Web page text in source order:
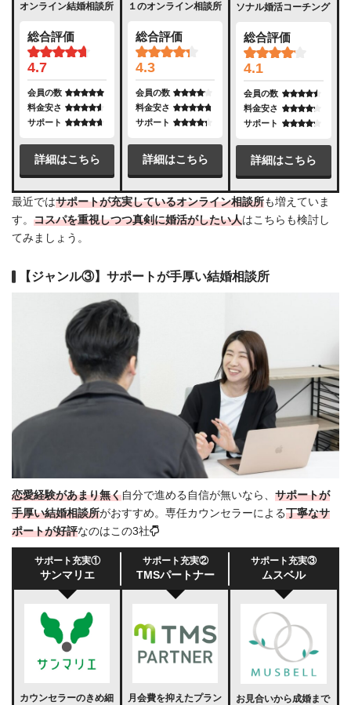
オンライン結婚相談所
総合評価
4.7
会員の数
料金安さ
サポート
詳細はこちら
１のオンライン相談所
総合評価
4.3
会員の数
料金安さ
サポート
詳細はこちら
ソナル婚活コーチング
総合評価
4.1
会員の数
料金安さ
サポート
詳細はこちら
最近ではサポートが充実しているオンライン相談所も増えていま
す。 コスパを重視しつつ真剣に婚活がしたい人はこちらも検討し
てみましょう。
【ジャンル③】サポートが手厚い結婚相談所
恋愛経験があまり無く自分で進める自信が無いなら、 サポートが
手厚い結婚相談所がおすすめ。専任カウンセラーによる丁寧なサ
ポートが好評なのはこの3社
サポート充実①
サンマリエ
サポート充実②
TMSパートナー
サポート充実③
ムスベル
カウンセラーのきめ細
月会費を抑えたプラン
お見合いから成婚まで